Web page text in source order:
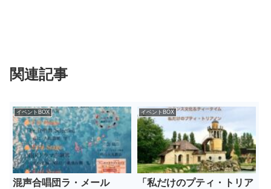
関連記事
イベントBOX
混声合唱団ラ・メール
イベントBOX
「私だけのプティ・トリア